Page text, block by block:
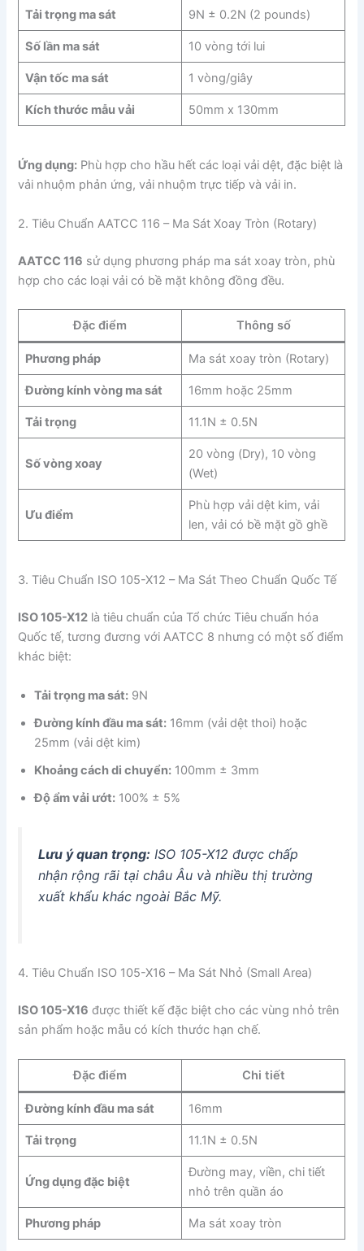
Tải trọng ma sát 9N ± 0.2N (2 pounds)
Số lần ma sát 10 vòng tới lui
Vận tốc ma sát 1 vòng/giây
Kích thước mẫu vải 50mm x 130mm
Ứng dụng: Phù hợp cho hầu hết các loại vải dệt, đặc biệt là
vải nhuộm phản ứng, vải nhuộm trực tiếp và vải in.
2. Tiêu Chuẩn AATCC 116 – Ma Sát Xoay Tròn (Rotary)
AATCC 116 sử dụng phương pháp ma sát xoay tròn, phù
hợp cho các loại vải có bề mặt không đồng đều.
Đặc điểm Thông số
Phương pháp Ma sát xoay tròn (Rotary)
Đường kính vòng ma sát 16mm hoặc 25mm
Tải trọng 11.1N ± 0.5N
Số vòng xoay
20 vòng (Dry), 10 vòng
(Wet)
Ưu điểm
Phù hợp vải dệt kim, vải
len, vải có bề mặt gồ ghề
3. Tiêu Chuẩn ISO 105-X12 – Ma Sát Theo Chuẩn Quốc Tế
ISO 105-X12 là tiêu chuẩn của Tổ chức Tiêu chuẩn hóa
Quốc tế, tương đương với AATCC 8 nhưng có một số điểm
khác biệt:
Tải trọng ma sát: 9N
Đường kính đầu ma sát: 16mm (vải dệt thoi) hoặc
25mm (vải dệt kim)
Khoảng cách di chuyển: 100mm ± 3mm
Độ ẩm vải ướt: 100% ± 5%
Lưu ý quan trọng: ISO 105-X12 được chấp
nhận rộng rãi tại châu Âu và nhiều thị trường
xuất khẩu khác ngoài Bắc Mỹ.
4. Tiêu Chuẩn ISO 105-X16 – Ma Sát Nhỏ (Small Area)
ISO 105-X16 được thiết kế đặc biệt cho các vùng nhỏ trên
sản phẩm hoặc mẫu có kích thước hạn chế.
Đặc điểm Chi tiết
Đường kính đầu ma sát 16mm
Tải trọng 11.1N ± 0.5N
Ứng dụng đặc biệt
Đường may, viền, chi tiết
nhỏ trên quần áo
Phương pháp Ma sát xoay tròn